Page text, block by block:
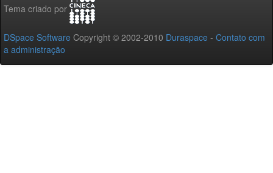
Tema criado por
DSpace Software Copyright © 2002-2010 Duraspace - Contato com
a administração